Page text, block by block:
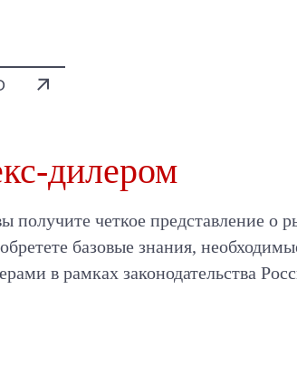
дилером
получите четкое представление о
базовые знания,
в рамках законодательства